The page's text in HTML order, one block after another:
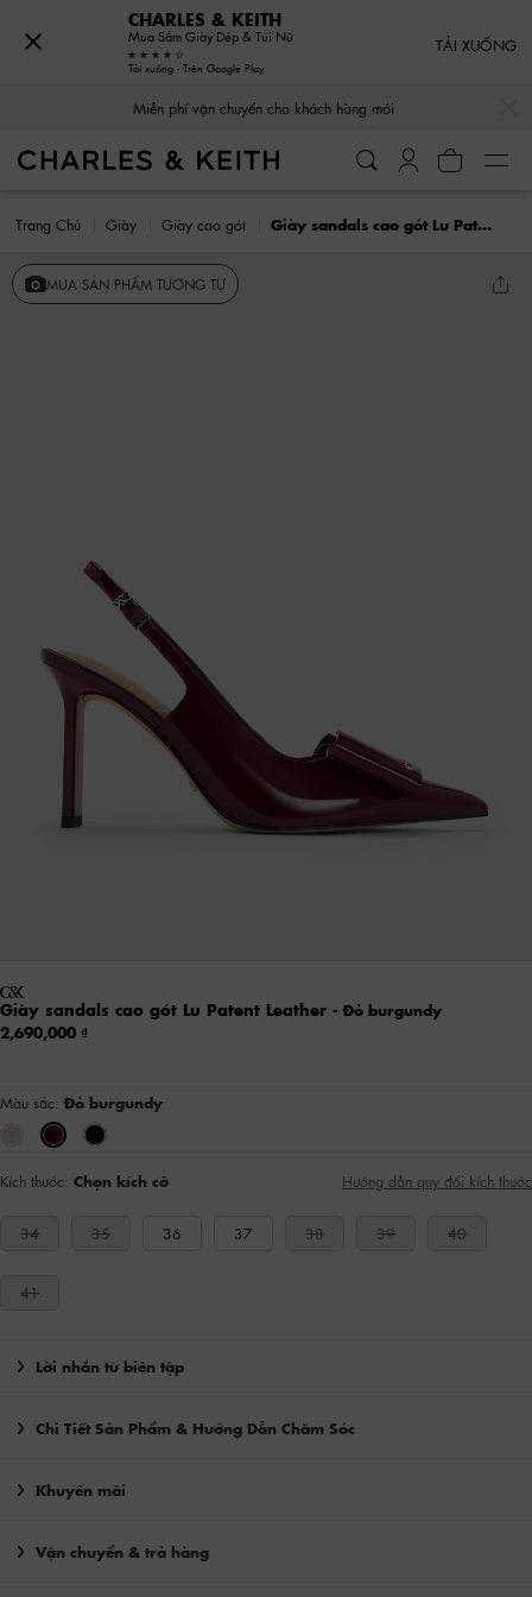
Miễn phí vận chuyển cho khách hàng mới
Trang Chủ Giày Giày cao gót Giày sandals cao gót Lu Patent Leather
MUA SẢN PHẨM TƯƠNG TỰ
Giày sandals cao gót Lu Patent Leather - Đỏ burgundy
2,690,000
Màu sắc: Đỏ burgundy
Kích thước: Chọn kích cỡ Hướng dẫn quy đổi kích thước
34 35 36 37 38 39 40
41
Lời nhắn từ biên tập
Chi Tiết Sản Phẩm & Hướng Dẫn Chăm Sóc
Khuyến mãi
Vận chuyển & trả hàng
CHARLES & KEITH
Mua Sắm Giày Dép & Túi Nữ
Tải xuống - Trên Google Play
TẢI XUỐNG